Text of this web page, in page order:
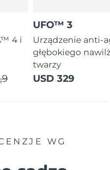
4 i
UFO™ 3
Urządzenie anti-
głębokiego
twarzy
USD 329
WG